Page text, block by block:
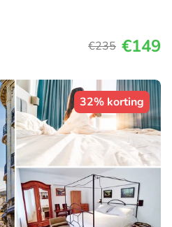
€235 €149
32% korting